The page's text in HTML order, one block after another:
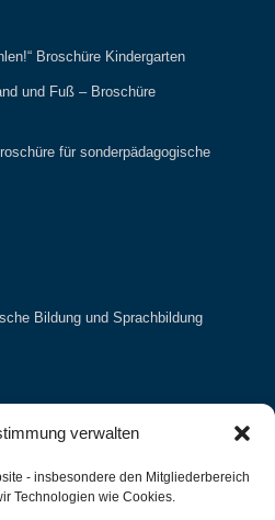
verwalten
- insbesondere den Mitgliederbereich
Technologien wie Cookies.
Broschüre Kindergarten
und Fuß – Broschüre
für sonderpädagogische
Bildung und Sprachbildung